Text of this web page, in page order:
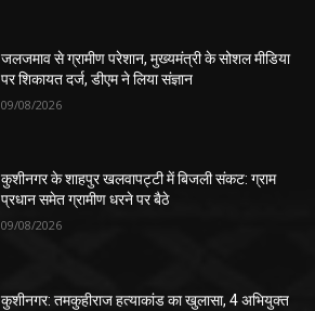
जलजमाव से ग्रामीण परेशान, मुख्यमंत्री के सोशल मीडिया
पर शिकायत दर्ज, डीएम ने लिया संज्ञान
09/08/2026
कुशीनगर के शाहपुर खलवापट्टी में बिजली संकट: ग्राम
प्रधान समेत ग्रामीण धरने पर बैठे
09/08/2026
कुशीनगर: तमकुहीराज हत्याकांड का खुलासा, 4 अभियुक्त